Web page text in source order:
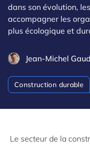
dans son évolution,
accompagner les
plus écologique et
Jean-Michel
Construction durable
Le secteur de la